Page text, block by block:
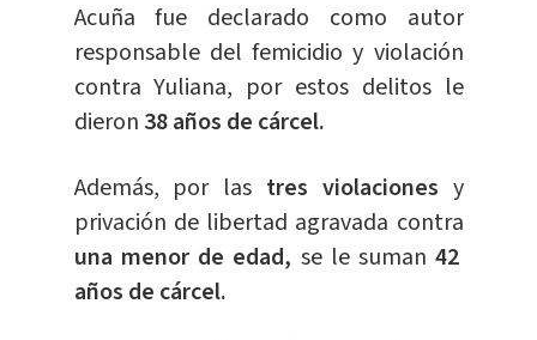
Acuña fue declarado como autor
responsable del femicidio y violación
contra Yuliana, por estos delitos le
dieron 38 años de cárcel.
Además, por las tres violaciones y
privación de libertad agravada contra
una menor de edad, se le suman42
años de cárcel.